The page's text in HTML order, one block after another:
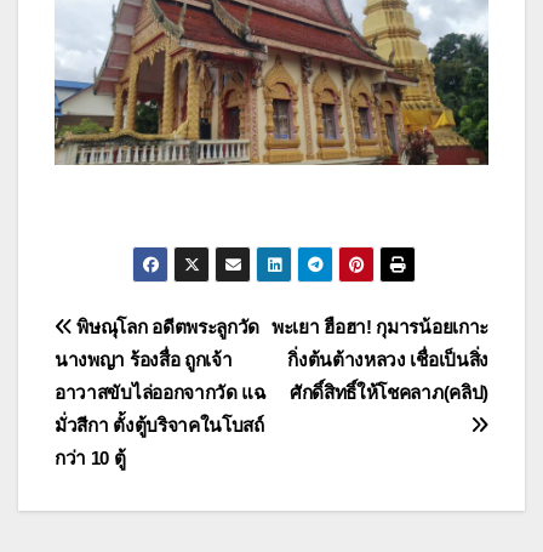
แนะแนว
เรื่อง
พะเยา ฮือฮา! กุมารน้อยเกาะ
กิ่งต้นต้างหลวง เชื่อเป็นสิ่ง
ศักดิ์สิทธิ์ให้โชคลาภ(คลิป)
พิษณุโลก อดีตพระลูกวัด
นางพญา ร้องสื่อ ถูกเจ้า
อาวาสขับไล่ออกจากวัด แฉ
มั่วสีกา ตั้งตู้บริจาคในโบสถ์
กว่า 10 ตู้